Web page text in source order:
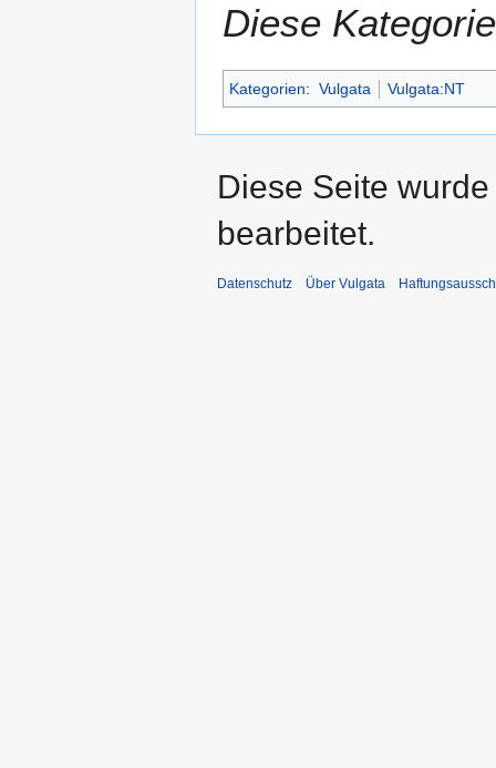
Diese
Kategorien: Vulgata Vulgata:NT
Diese Seite
bearbeitet.
Datenschutz Über Vulgata